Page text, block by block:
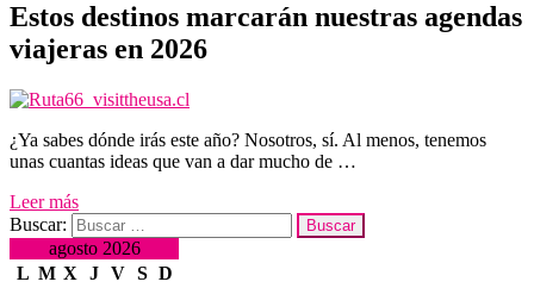
Estos destinos marcarán nuestras agendas
viajeras en 2026
¿Ya sabes dónde irás este año? Nosotros, sí. Al menos, tenemos
unas cuantas ideas que van a dar mucho de …
Leer más
Buscar:
agosto 2026
L M X J V S D